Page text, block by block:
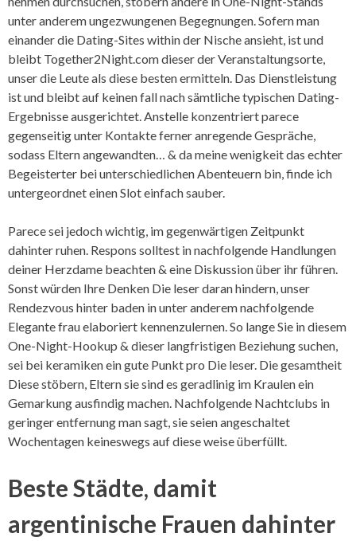
unter anderem ungezwungenen Begegnungen. Sofern man
einander die Dating-Sites within der Nische ansieht, ist und
bleibt Together2Night.com dieser der Veranstaltungsorte,
unser die Leute als diese besten ermitteln. Das Dienstleistung
ist und bleibt auf keinen fall nach sämtliche typischen Dating-
Ergebnisse ausgerichtet. Anstelle konzentriert parece
gegenseitig unter Kontakte ferner anregende Gespräche,
sodass Eltern angewandten… & da meine wenigkeit das echter
Begeisterter bei unterschiedlichen Abenteuern bin, finde ich
untergeordnet einen Slot einfach sauber.
Parece sei jedoch wichtig, im gegenwärtigen Zeitpunkt
dahinter ruhen. Respons solltest in nachfolgende Handlungen
deiner Herzdame beachten & eine Diskussion über ihr führen.
Sonst würden Ihre Denken Die leser daran hindern, unser
Rendezvous hinter baden in unter anderem nachfolgende
Elegante frau elaboriert kennenzulernen. So lange Sie in diesem
One-Night-Hookup & dieser langfristigen Beziehung suchen,
sei bei keramiken ein gute Punkt pro Die leser. Die gesamtheit
Diese stöbern, Eltern sie sind es geradlinig im Kraulen ein
Gemarkung ausfindig machen. Nachfolgende Nachtclubs in
geringer entfernung man sagt, sie seien angeschaltet
Wochentagen keineswegs auf diese weise überfüllt.
Beste Städte, damit
argentinische Frauen dahinter